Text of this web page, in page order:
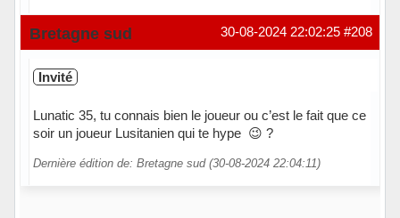
Hors ligne #208
30-08-2024 22:02:25
Bretagne sud
Invité
Lunatic 35, tu connais bien le joueur ou c’est le fait que ce
soir un joueur Lusitanien qui te hype 😉 ?
Dernière édition de: Bretagne sud (30-08-2024 22:04:11)